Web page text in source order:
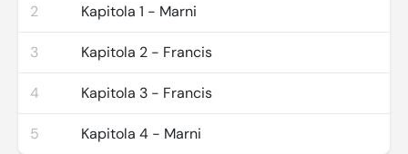
2 Kapitola 1 - Marni
3 Kapitola 2 - Francis
4 Kapitola 3 - Francis
5 Kapitola 4 - Marni